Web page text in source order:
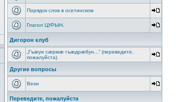
Порядок слов в осетинском
Глагол ЦУРЫН.
Дигорон клуб
„Гъæуи сæрмæ гъæдрæбун...“ (переведите,
пожалуйста)
Другие вопросы
Вехи
Переведите, пожалуйста